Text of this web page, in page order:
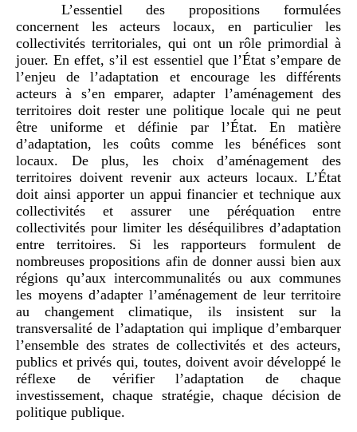
L’essentiel des propositions formulées
concernent les acteurs locaux, en particulier les
collectivités territoriales, qui ont un rôle primordial à
jouer. En effet, s’il est essentiel que l’État s’empare de
l’enjeu de l’adaptation et encourage les différents
acteurs à s’en emparer, adapter l’aménagement des
territoires doit rester une politique locale qui ne peut
être uniforme et définie par l’État. En matière
d’adaptation, les coûts comme les bénéfices sont
locaux. De plus, les choix d’aménagement des
territoires doivent revenir aux acteurs locaux. L’État
doit ainsi apporter un appui financier et technique aux
collectivités et assurer une péréquation entre
collectivités pour limiter les déséquilibres d’adaptation
entre territoires. Si les rapporteurs formulent de
nombreuses propositions afin de donner aussi bien aux
régions qu’aux intercommunalités ou aux communes
les moyens d’adapter l’aménagement de leur territoire
au changement climatique, ils insistent sur la
transversalité de l’adaptation qui implique d’embarquer
l’ensemble des strates de collectivités et des acteurs,
publics et privés qui, toutes, doivent avoir développé le
réflexe de vérifier l’adaptation de chaque
investissement, chaque stratégie, chaque décision de
politique publique.